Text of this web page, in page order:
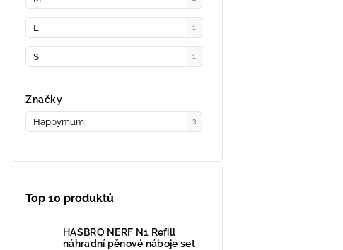
Značky
Happymum 3
L 1
S 1
Top 10 produktů
HASBRO NERF N1 Refill
náhradní pěnové náboje set